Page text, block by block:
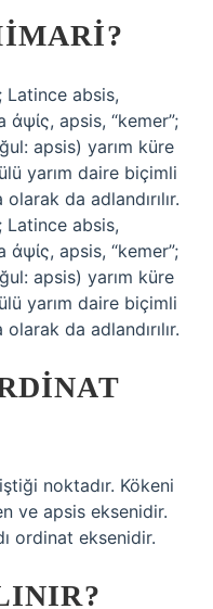
Latince absis,
apsis, “kemer”;
apsis) yarım küre
yarım daire biçimli
da adlandırılır.
Latince absis,
apsis, “kemer”;
apsis) yarım küre
yarım daire biçimli
da adlandırılır.
noktadır. Kökeni
ve apsis eksenidir.
ordinat eksenidir.